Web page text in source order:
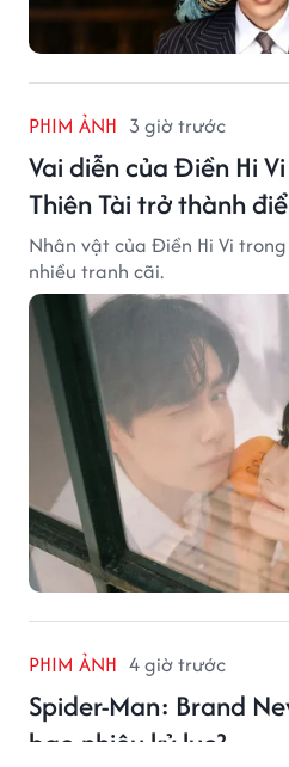
PHIM ẢNH 3 giờ trước
Vai diễn của Điền Hi
Thiên Tài trở thành
Nhân vật của Điền Hi Vi
nhiều tranh cãi.
PHIM ẢNH 4 giờ trước
Spider-Man: Brand
bao nhiêu kỷ lục?